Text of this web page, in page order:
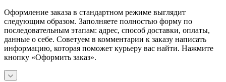
Оформление заказа в стандартном режиме выглядит
следующим образом. Заполняете полностью форму по
последовательным этапам: адрес, способ доставки, оплаты,
данные о себе. Советуем в комментарии к заказу написать
информацию, которая поможет курьеру вас найти. Нажмите
кнопку «Оформить заказ».